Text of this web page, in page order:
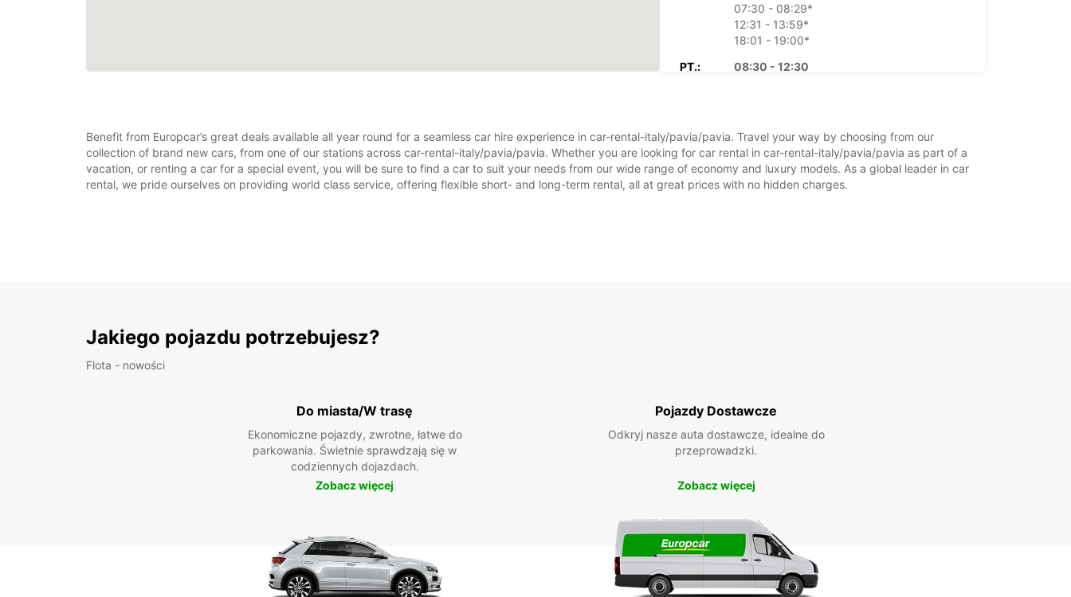
07:30 - 08:29*
12:31 - 13:59*
18:01 - 19:00*
PT.:
08:30 - 12:30
18:01 - 19:00*
SOB.:
09:00 - 12:30
NIEDZ.:
Zamknięte
Benefit from Europcar’s great deals available all year round for a seamless car hire experience in car-rental-italy/pavia/pavia. Travel your way by choosing from our
collection of brand new cars, from one of our stations across car-rental-italy/pavia/pavia. Whether you are looking for car rental in car-rental-italy/pavia/pavia as part of a
vacation, or renting a car for a special event, you will be sure to find a car to suit your needs from our wide range of economy and luxury models. As a global leader in car
rental, we pride ourselves on providing world class service, offering flexible short- and long-term rental, all at great prices with no hidden charges.
Jakiego pojazdu potrzebujesz?
Flota - nowości
Do miasta/W trasę
Ekonomiczne pojazdy, zwrotne, łatwe do
parkowania. Świetnie sprawdzają się w
codziennych dojazdach.
Zobacz więcej
Pojazdy Dostawcze
Odkryj nasze auta dostawcze, idealne do
przeprowadzki.
Zobacz więcej